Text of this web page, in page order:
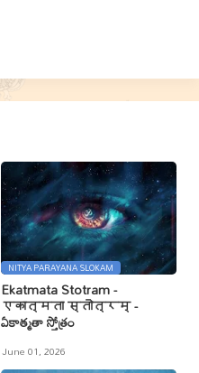
NITYA PARAYANA SLOKAM
Ekatmata Stotram -
एकात्मता स्तोत्रम् -
ఏకాత్మతా స్తోత్రం
June 01, 2026